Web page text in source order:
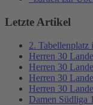
Letzte Artikel
2. Tabellenplatz
Herren 30
Herren 30
Herren 30
Herren 30
Damen Südliga